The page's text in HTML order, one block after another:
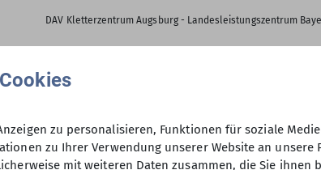
DAV Kletterzentrum Augsburg - Landesleistungszentrum
zu personalisieren, Funktionen für soziale
zu Ihrer Verwendung unserer Website an
mit weiteren Daten zusammen, die Sie